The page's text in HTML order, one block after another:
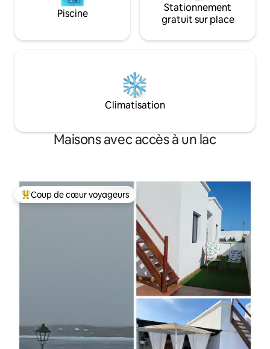
Piscine
Stationnement
gratuit sur place
Climatisation
Maisons avec accès à un lac
Coup de cœur voyageurs parmi les plus aimés
Coup de cœur voyageurs